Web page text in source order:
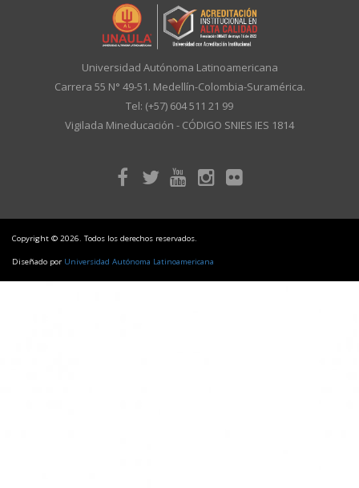
Universidad Autónoma Latinoamericana
Carrera 55 N° 49-51. Medellín-Colombia-Suramérica.
Tel: (+57) 604 511 21 99
Vigilada Mineducación - CÓDIGO SNIES IES 1814
Copyright © 2026. Todos los derechos reservados.
Diseñado por Universidad Autónoma Latinoamericana